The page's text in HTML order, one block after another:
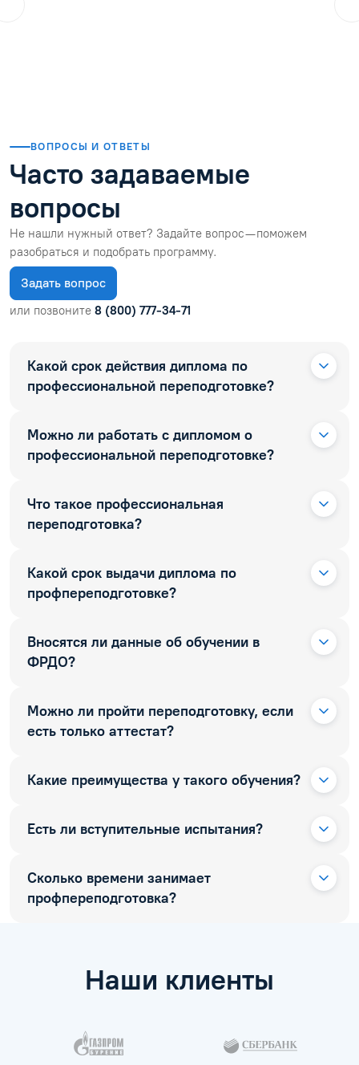
ВОПРОСЫ И ОТВЕТЫ
Часто задаваемые
вопросы
Не нашли нужный ответ? Задайте вопрос — поможем
разобраться и подобрать программу.
Задать вопрос
или позвоните 8 (800) 777-34-71
Какой срок действия диплома по
профессиональной переподготовке?
Можно ли работать с дипломом о
профессиональной переподготовке?
Что такое профессиональная
переподготовка?
Какой срок выдачи диплома по
профпереподготовке?
Вносятся ли данные об обучении в
ФРДО?
Можно ли пройти переподготовку, если
есть только аттестат?
Какие преимущества у такого обучения?
Есть ли вступительные испытания?
Сколько времени занимает
профпереподготовка?
Наши клиенты